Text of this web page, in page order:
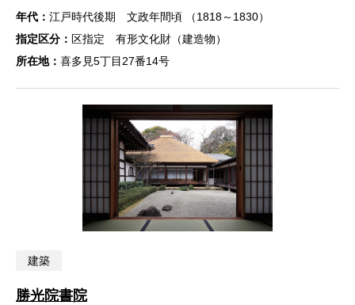
年代： 江戸時代後期 文政年間頃 （1818～1830）
指定区分： 区指定 有形文化財（建造物）
所在地： 喜多見5丁目27番14号
建築
勝光院書院